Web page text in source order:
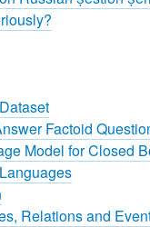
Factoid
Model for Closed
Relations and